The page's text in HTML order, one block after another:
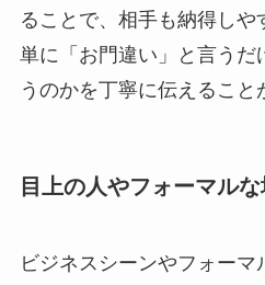
ることで、相手も納得しや
単に「お門違い」と言うだ
うのかを丁寧に伝えること
目上の人やフォーマル
ビジネスシーンやフォー